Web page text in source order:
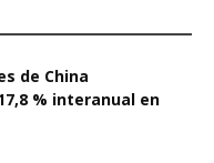
de China
% interanual en